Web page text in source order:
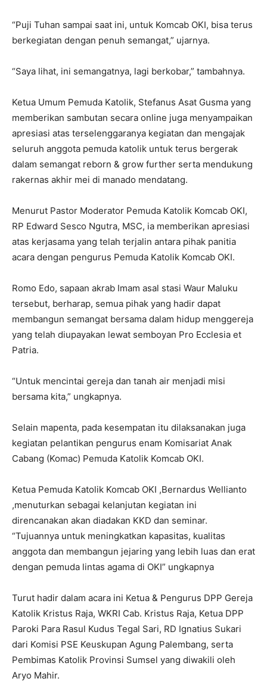
“Puji Tuhan sampai saat ini, untuk Komcab OKI, bisa terus
berkegiatan dengan penuh semangat,” ujarnya.
“Saya lihat, ini semangatnya, lagi berkobar,” tambahnya.
Ketua Umum Pemuda Katolik, Stefanus Asat Gusma yang
memberikan sambutan secara online juga menyampaikan
apresiasi atas terselenggaranya kegiatan dan mengajak
seluruh anggota pemuda katolik untuk terus bergerak
dalam semangat reborn & grow further serta mendukung
rakernas akhir mei di manado mendatang.
Menurut Pastor Moderator Pemuda Katolik Komcab OKI,
RP Edward Sesco Ngutra, MSC, ia memberikan apresiasi
atas kerjasama yang telah terjalin antara pihak panitia
acara dengan pengurus Pemuda Katolik Komcab OKI.
Romo Edo, sapaan akrab Imam asal stasi Waur Maluku
tersebut, berharap, semua pihak yang hadir dapat
membangun semangat bersama dalam hidup menggereja
yang telah diupayakan lewat semboyan Pro Ecclesia et
Patria.
“Untuk mencintai gereja dan tanah air menjadi misi
bersama kita,” ungkapnya.
Selain mapenta, pada kesempatan itu dilaksanakan juga
kegiatan pelantikan pengurus enam Komisariat Anak
Cabang (Komac) Pemuda Katolik Komcab OKI.
Ketua Pemuda Katolik Komcab OKI ,Bernardus Wellianto
,menuturkan sebagai kelanjutan kegiatan ini
direncanakan akan diadakan KKD dan seminar.
“Tujuannya untuk meningkatkan kapasitas, kualitas
anggota dan membangun jejaring yang lebih luas dan erat
dengan pemuda lintas agama di OKI” ungkapnya
Turut hadir dalam acara ini Ketua & Pengurus DPP Gereja
Katolik Kristus Raja, WKRI Cab. Kristus Raja, Ketua DPP
Paroki Para Rasul Kudus Tegal Sari, RD Ignatius Sukari
dari Komisi PSE Keuskupan Agung Palembang, serta
Pembimas Katolik Provinsi Sumsel yang diwakili oleh
Aryo Mahir.